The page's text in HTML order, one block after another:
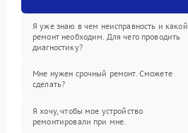
Я уже знаю в чем неисправность и какой
ремонт необходим. Для чего проводить
диагностику?
Мне нужен срочный ремонт. Сможете
сделать?
Я хочу, чтобы мое устройство
ремонтировали при мне.